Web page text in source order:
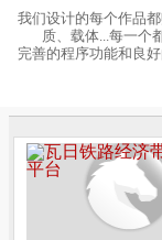
我们设计的每个作品
质、载体...每一个
完善的程序功能和良